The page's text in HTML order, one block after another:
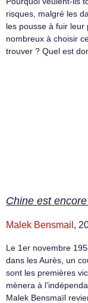
risques, malgré les
les pousse à fuir leur
nombreux à choisir
trouver ? Quel est
Chine est
Malek Bensmail ,
Le 1er novembre
dans les Aurès, un
sont les premières
mènera à
Malek Bensmaïl